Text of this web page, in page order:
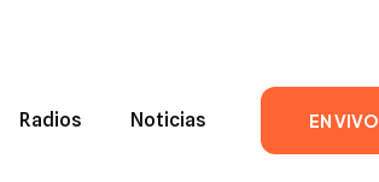
Radios Noticias EN VIVO